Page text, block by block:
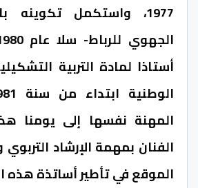
1977، واستكمل تكوينه
أستاذا لمادة التربية
المهنة نفسها إلى يومنا
الفنان بمهمة الإرشاد
الموقع في تأطير أساتذة هذه